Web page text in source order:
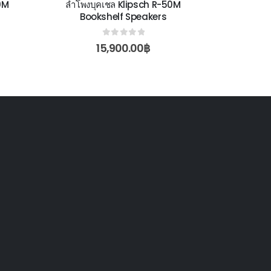
ลำโพงบุคเชล Klipsch R-50M
Bookshelf Speakers
0 out of 5
15,900.00฿